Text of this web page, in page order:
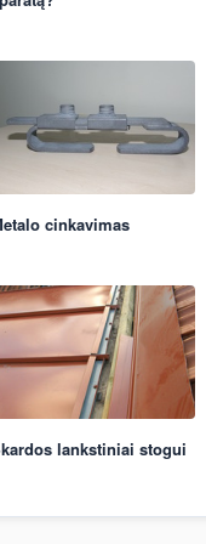
cinkavimas
lankstiniai stogui